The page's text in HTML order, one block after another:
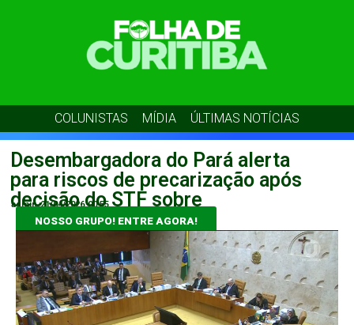
COLUNISTAS MÍDIA ÚLTIMAS NOTÍCIAS
Desembargadora do Pará alerta
para riscos de precarização após
decisão do STF sobre
admin 21/04/2026 00:55
NOSSO GRUPO! ENTRE AGORA!